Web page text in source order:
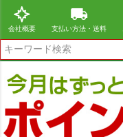
会社概要 支払い方法・送料